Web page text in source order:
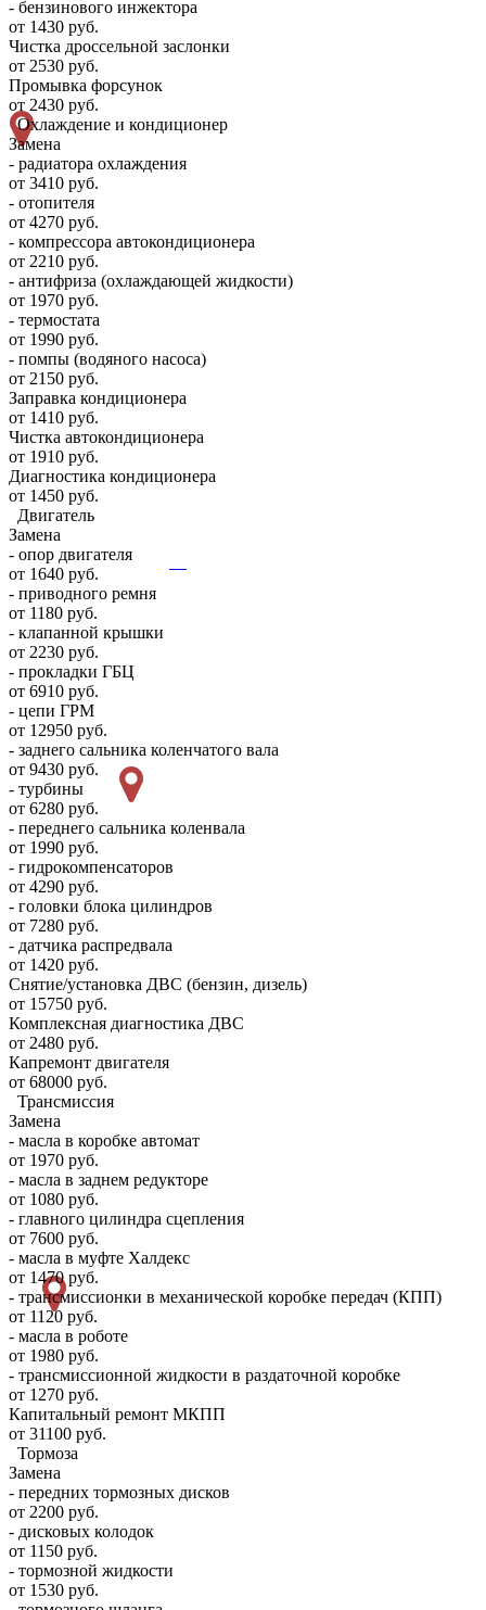
- бензинового инжектора
от 1430 руб.
Чистка дроссельной заслонки
от 2530 руб.
Промывка форсунок
от 2430 руб.
Охлаждение и кондиционер
Замена
- радиатора охлаждения
от 3410 руб.
- отопителя
от 4270 руб.
- компрессора автокондиционера
от 2210 руб.
- антифриза (охлаждающей жидкости)
от 1970 руб.
- термостата
от 1990 руб.
- помпы (водяного насоса)
от 2150 руб.
Заправка кондиционера
от 1410 руб.
Чистка автокондиционера
от 1910 руб.
Диагностика кондиционера
от 1450 руб.
Двигатель
Замена
- опор двигателя
от 1640 руб.
- приводного ремня
от 1180 руб.
- клапанной крышки
от 2230 руб.
- прокладки ГБЦ
от 6910 руб.
- цепи ГРМ
от 12950 руб.
- заднего сальника коленчатого вала
от 9430 руб.
- турбины
от 6280 руб.
- переднего сальника коленвала
от 1990 руб.
- гидрокомпенсаторов
от 4290 руб.
- головки блока цилиндров
от 7280 руб.
- датчика распредвала
от 1420 руб.
Снятие/установка ДВС (бензин, дизель)
от 15750 руб.
Комплексная диагностика ДВС
от 2480 руб.
Капремонт двигателя
от 68000 руб.
Трансмиссия
Замена
- масла в коробке автомат
от 1970 руб.
- масла в заднем редукторе
от 1080 руб.
- главного цилиндра сцепления
от 7600 руб.
- масла в муфте Халдекс
от 1470 руб.
- трансмиссионки в механической коробке передач (КПП)
от 1120 руб.
- масла в роботе
от 1980 руб.
- трансмиссионной жидкости в раздаточной коробке
от 1270 руб.
Капитальный ремонт МКПП
от 31100 руб.
Тормоза
Замена
- передних тормозных дисков
от 2200 руб.
- дисковых колодок
от 1150 руб.
- тормозной жидкости
от 1530 руб.